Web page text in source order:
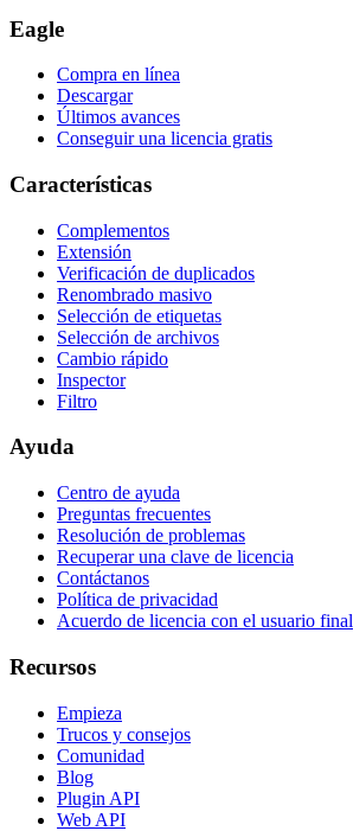
Eagle
Compra en línea
Descargar
Últimos avances
Conseguir una licencia gratis
Características
Complementos
Extensión
Verificación de duplicados
Renombrado masivo
Selección de etiquetas
Selección de archivos
Cambio rápido
Inspector
Filtro
Ayuda
Centro de ayuda
Preguntas frecuentes
Resolución de problemas
Recuperar una clave de licencia
Contáctanos
Política de privacidad
Acuerdo de licencia con el usuario final
Recursos
Empieza
Trucos y consejos
Comunidad
Blog
Plugin API
Web API